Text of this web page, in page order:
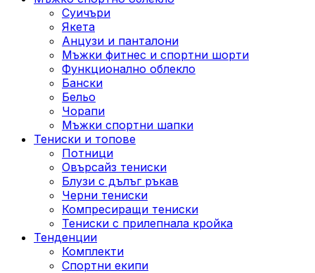
Суичъри
Якета
Aнцузи и панталони
Mъжки фитнес и спортни шорти
Функционално облекло
Бански
Бельо
Чорапи
Mъжки спортни шапки
Тениски и топове
Потници
Овърсайз тениски
Блузи с дълъг ръкав
Черни тениски
Компресиращи тениски
Тениски с прилепнала кройка
Тенденции
Комплекти
Спортни екипи